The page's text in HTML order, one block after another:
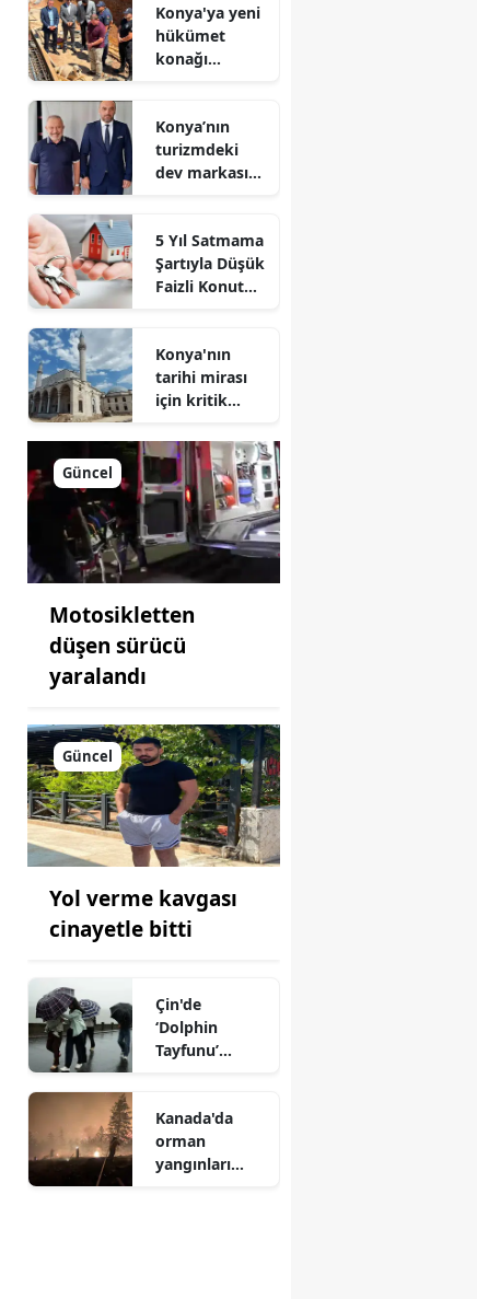
Gönder
Konya'ya yeni
hükümet
konağı
Konya’nın
turizmdeki
dev markası
de zirveye
oynuyor
5 Yıl Satmama
Şartıyla Düşük
Faizli Konut
Konya'nın
tarihi mirası
için kritik
durum
açıklandı
Güncel
Motosikletten
düşen sürücü
yaralandı
Güncel
Yol verme kavgası
cinayetle bitti
Çin'de
‘Dolphin
Tayfunu’
bin kişi tahliye
edildi
Kanada'da
orman
yangınları